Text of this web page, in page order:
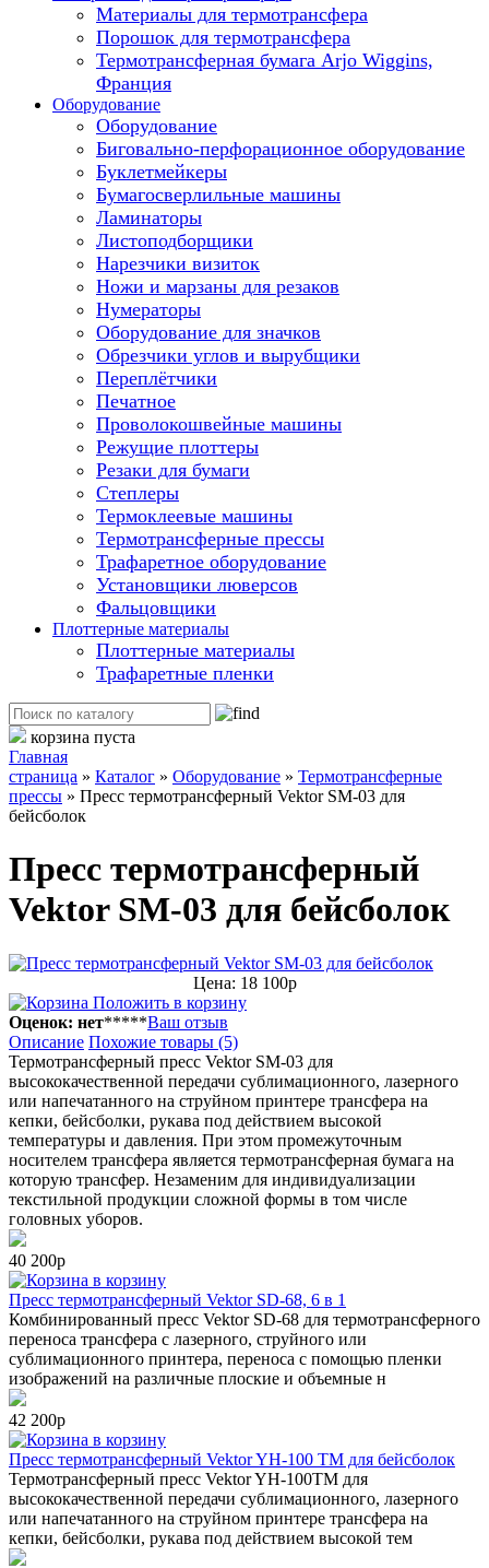
Материалы для термотрансфера
Порошок для термотрансфера
Термотрансферная бумага Arjo Wiggins,
Франция
Оборудование
Оборудование
Биговально-перфорационное оборудование
Буклетмейкеры
Бумагосверлильные машины
Ламинаторы
Листоподборщики
Нарезчики визиток
Ножи и марзаны для резаков
Нумераторы
Оборудование для значков
Обрезчики углов и вырубщики
Переплётчики
Печатное
Проволокошвейные машины
Режущие плоттеры
Резаки для бумаги
Степлеры
Термоклеевые машины
Термотрансферные прессы
Трафаретное оборудование
Установщики люверсов
Фальцовщики
Плоттерные материалы
Плоттерные материалы
Трафаретные пленки
корзина пуста
Главная
страница » Каталог » Оборудование » Термотрансферные
прессы » Пресс термотрансферный Vektor SM-03 для
бейсболок
Пресс термотрансферный
Vektor SM-03 для бейсболок
Цена: 18 100р
Положить в корзину
Оценок: нет*****Ваш отзыв
Описание Похожие товары (5)
Термотрансферный пресс Vektor SM-03 для
высококачественной передачи сублимационного, лазерного
или напечатанного на струйном принтере трансфера на
кепки, бейсболки, рукава под действием высокой
температуры и давления. При этом промежуточным
носителем трансфера является термотрансферная бумага на
которую трансфер. Незаменим для индивидуализации
текстильной продукции сложной формы в том числе
головных уборов.
40 200р
в корзину
Пресс термотрансферный Vektor SD-68, 6 в 1
Комбинированный пресс Vektor SD-68 для термотрансферного
переноса трансфера с лазерного, струйного или
сублимационного принтера, переноса с помощью пленки
изображений на различные плоские и объемные н
42 200р
в корзину
Пресс термотрансферный Vektor YH-100 TM для бейсболок
Термотрансферный пресс Vektor YH-100TM для
высококачественной передачи сублимационного, лазерного
или напечатанного на струйном принтере трансфера на
кепки, бейсболки, рукава под действием высокой тем